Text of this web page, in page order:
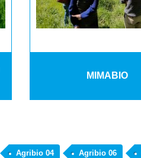
MIMABIO
Agribio 04 Agribio 06